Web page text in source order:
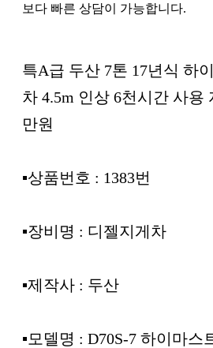
보다 빠른 상담이 가능합니다.
본문
특A급 두산 7톤 17년식 하
차 4.5m 인상 6천시간 사용
만원
▪︎상품번호 : 1383번
▪︎장비명 : 디젤지게차
▪︎제작사 : 두산
▪︎모델명 : D70S-7 하이마스